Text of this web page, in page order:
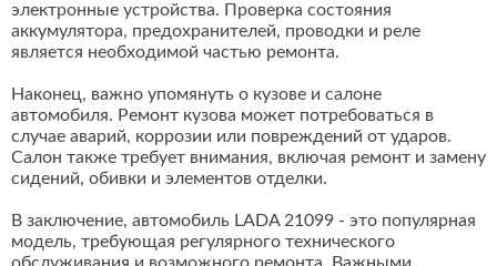
электронные устройства. Проверка состояния
аккумулятора, предохранителей, проводки и реле
является необходимой частью ремонта.
Наконец, важно упомянуть о кузове и салоне
автомобиля. Ремонт кузова может потребоваться в
случае аварий, коррозии или повреждений от ударов.
Салон также требует внимания, включая ремонт и замену
сидений, обивки и элементов отделки.
В заключение, автомобиль LADA 21099 - это популярная
модель, требующая регулярного технического